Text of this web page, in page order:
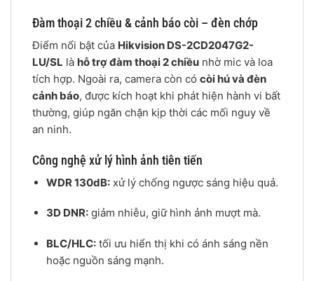
Đàm thoại 2 chiều & cảnh báo còi – đèn chớp
Điểm nổi bật của Hikvision DS-2CD2047G2-
LU/SL là hỗ trợ đàm thoại 2 chiều nhờ mic và loa
tích hợp. Ngoài ra, camera còn có còi hú và đèn
cảnh báo, được kích hoạt khi phát hiện hành vi bất
thường, giúp ngăn chặn kịp thời các mối nguy về
an ninh.
Công nghệ xử lý hình ảnh tiên tiến
WDR 130dB:xử lý chống ngược sáng hiệu quả.
3D DNR:giảm nhiễu, giữ hình ảnh mượt mà.
BLC/HLC:tối ưu hiển thị khi có ánh sáng nền
hoặc nguồn sáng mạnh.